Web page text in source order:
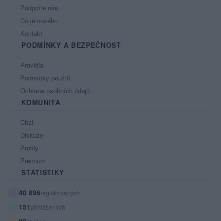
Podpořte nás
Co je nového
Kontakt
PODMÍNKY A BEZPEČNOST
Pravidla
Podmínky použití
Ochrana osobních údajů
KOMUNITA
Chat
Diskuze
Profily
Premium
STATISTIKY
40 896registrovaných
151 přihlášených